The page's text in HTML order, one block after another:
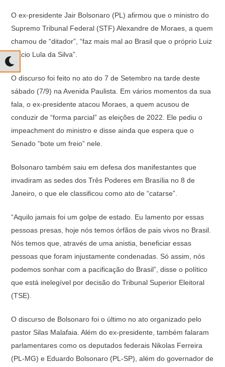
at
s
A
p
c
e
b
o
k
e
gr
m
p
y
n
k
O ex-presidente Jair Bolsonaro (PL) afirmou que o ministro do
Supremo Tribunal Federal (STF) Alexandre de Moraes, a quem
chamou de “ditador”, “faz mais mal ao Brasil que o próprio Luiz
Inácio Lula da Silva”.
O discurso foi feito no ato do 7 de Setembro na tarde deste
sábado (7/9) na Avenida Paulista. Em vários momentos da sua
fala, o ex-presidente atacou Moraes, a quem acusou de
conduzir de “forma parcial” as eleições de 2022. Ele pediu o
impeachment do ministro e disse ainda que espera que o
Senado “bote um freio” nele.
Bolsonaro também saiu em defesa dos manifestantes que
invadiram as sedes dos Três Poderes em Brasília no 8 de
Janeiro, o que ele classificou como ato de “catarse”.
“Aquilo jamais foi um golpe de estado. Eu lamento por essas
pessoas presas, hoje nós temos órfãos de pais vivos no Brasil.
Nós temos que, através de uma anistia, beneficiar essas
pessoas que foram injustamente condenadas. Só assim, nós
podemos sonhar com a pacificação do Brasil”, disse o político
que está inelegível por decisão do Tribunal Superior Eleitoral
(TSE).
O discurso de Bolsonaro foi o último no ato organizado pelo
pastor Silas Malafaia. Além do ex-presidente, também falaram
parlamentares como os deputados federais Nikolas Ferreira
(PL-MG) e Eduardo Bolsonaro (PL-SP), além do governador de